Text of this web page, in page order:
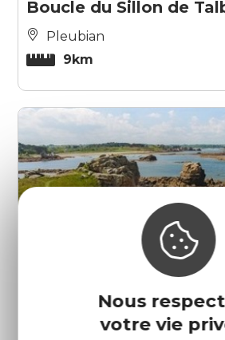
Nous
votre vie
Boucle du Sillon de
Pleubian
9km